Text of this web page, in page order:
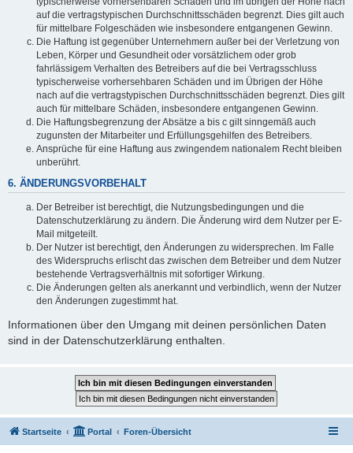
auf die vertragstypischen Durchschnittsschäden begrenzt. Dies gilt auch
für mittelbare Folgeschäden wie insbesondere entgangenen Gewinn.
Die Haftung ist gegenüber Unternehmern außer bei der Verletzung von
Leben, Körper und Gesundheit oder vorsätzlichem oder grob
fahrlässigem Verhalten des Betreibers auf die bei Vertragsschluss
typischerweise vorhersehbaren Schäden und im Übrigen der Höhe
nach auf die vertragstypischen Durchschnittsschäden begrenzt. Dies gilt
auch für mittelbare Schäden, insbesondere entgangenen Gewinn.
Die Haftungsbegrenzung der Absätze a bis c gilt sinngemäß auch
zugunsten der Mitarbeiter und Erfüllungsgehilfen des Betreibers.
Ansprüche für eine Haftung aus zwingendem nationalem Recht bleiben
unberührt.
6. ÄNDERUNGSVORBEHALT
Der Betreiber ist berechtigt, die Nutzungsbedingungen und die
Datenschutzerklärung zu ändern. Die Änderung wird dem Nutzer per E-
Mail mitgeteilt.
Der Nutzer ist berechtigt, den Änderungen zu widersprechen. Im Falle
des Widerspruchs erlischt das zwischen dem Betreiber und dem Nutzer
bestehende Vertragsverhältnis mit sofortiger Wirkung.
Die Änderungen gelten als anerkannt und verbindlich, wenn der Nutzer
den Änderungen zugestimmt hat.
Informationen über den Umgang mit deinen persönlichen Daten
sind in der Datenschutzerklärung enthalten.
Startseite Portal Foren-Übersicht